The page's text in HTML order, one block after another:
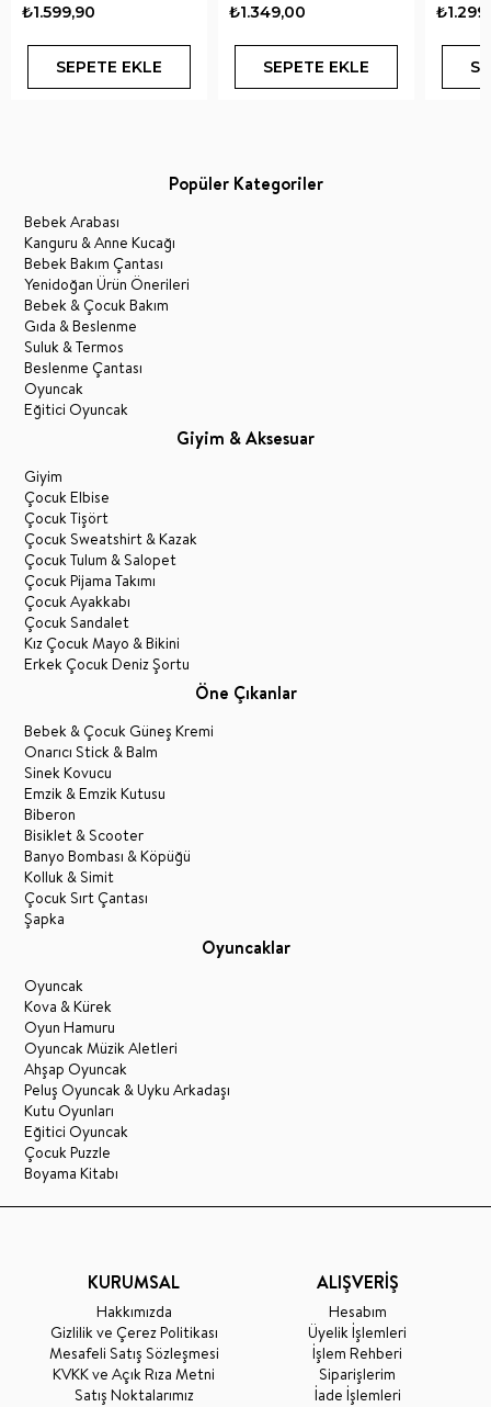
₺1.599,90
SEPETE EKLE
₺1.349,00
SEPETE EKLE
Popüler Kategoriler
Bebek Arabası
Kanguru & Anne Kucağı
Bebek Bakım Çantası
Yenidoğan Ürün Önerileri
Bebek & Çocuk Bakım
Gıda & Beslenme
Suluk & Termos
Beslenme Çantası
Oyuncak
Eğitici Oyuncak
Giyim & Aksesuar
Giyim
Çocuk Elbise
Çocuk Tişört
Çocuk Sweatshirt & Kazak
Çocuk Tulum & Salopet
Çocuk Pijama Takımı
Çocuk Ayakkabı
Çocuk Sandalet
Kız Çocuk Mayo & Bikini
Erkek Çocuk Deniz Şortu
Öne Çıkanlar
Bebek & Çocuk Güneş Kremi
Onarıcı Stick & Balm
Sinek Kovucu
Emzik & Emzik Kutusu
Biberon
Bisiklet & Scooter
Banyo Bombası & Köpüğü
Kolluk & Simit
Çocuk Sırt Çantası
Şapka
Oyuncaklar
Oyuncak
Kova & Kürek
Oyun Hamuru
Oyuncak Müzik Aletleri
Ahşap Oyuncak
Peluş Oyuncak & Uyku Arkadaşı
Kutu Oyunları
Eğitici Oyuncak
Çocuk Puzzle
Boyama Kitabı
KURUMSAL
Hakkımızda
Gizlilik ve Çerez Politikası
Mesafeli Satış Sözleşmesi
KVKK ve Açık Rıza Metni
Satış Noktalarımız
ALIŞVERİŞ
Hesabım
Üyelik İşlemleri
İşlem Rehberi
Siparişlerim
İade İşlemleri